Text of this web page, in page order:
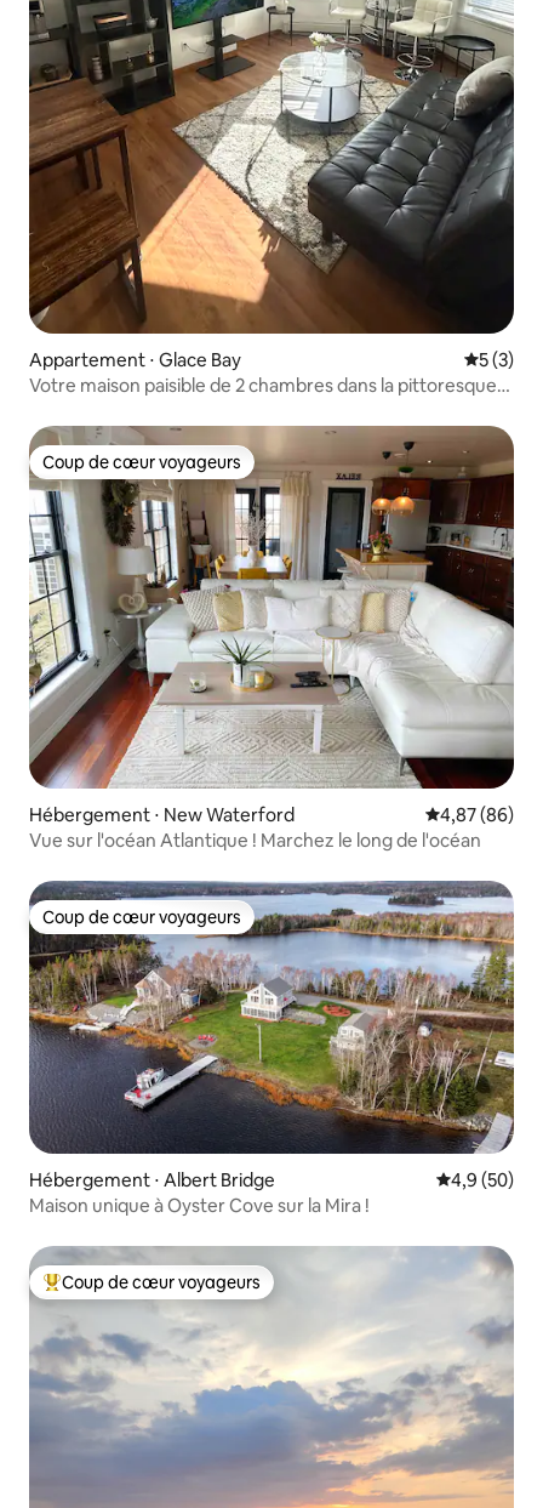
Appartement ⋅ Glace Bay
5 (3)
Votre maison paisible de 2 chambres dans la pittoresque
Coup de cœur voyageurs
Coup de cœur voyageurs
Hébergement ⋅ New Waterford Évaluation
4,87 (86)
Vue sur l'océan Atlantique ! Marchez le long de l'océan
Coup de cœur voyageurs
Coup de cœur voyageurs
Hébergement ⋅ Albert Bridge Évaluation
4,9 (50)
Maison unique à Oyster Cove sur la Mira !
Coups de cœur voyageurs les plus appréciés
Coup de cœur voyageurs